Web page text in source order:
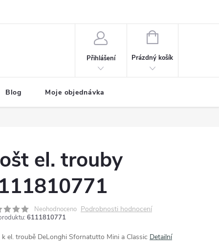
Přihlášení
NÁKUPNÍ
Prázdný košík
Blog Moje objednávka
el. trouby
Neohodnoceno Podrobnosti hodnocení
6111810771
k el. troubě DeLonghi Sfornatutto Mini a Classic Detailní